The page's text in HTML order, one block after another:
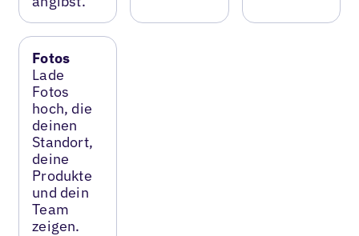
Fotos
Lade
Fotos
hoch, die
deinen
Standort,
deine
Produkte
und dein
Team
zeigen.